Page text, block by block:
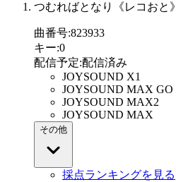
つむればとなり《レコおと》
曲番号:823933
キー:0
配信予定:配信済み
JOYSOUND X1
JOYSOUND MAX GO
JOYSOUND MAX2
JOYSOUND MAX
その他
採点ランキングを見る